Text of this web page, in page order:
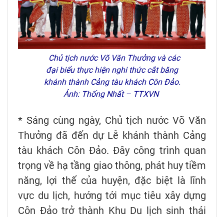
Chủ tịch nước Võ Văn Thưởng và các
đại biểu thực hiện nghi thức cắt băng
khánh thành Cảng tàu khách Côn Đảo.
Ảnh: Thống Nhất – TTXVN
* Sáng cùng ngày, Chủ tịch nước Võ Văn
Thưởng đã đến dự Lễ khánh thành Cảng
tàu khách Côn Đảo. Đây công trình quan
trọng về hạ tầng giao thông, phát huy tiềm
năng, lợi thế của huyện, đặc biệt là lĩnh
vực du lịch, hướng tới mục tiêu xây dựng
Côn Đảo trở thành Khu Du lịch sinh thái